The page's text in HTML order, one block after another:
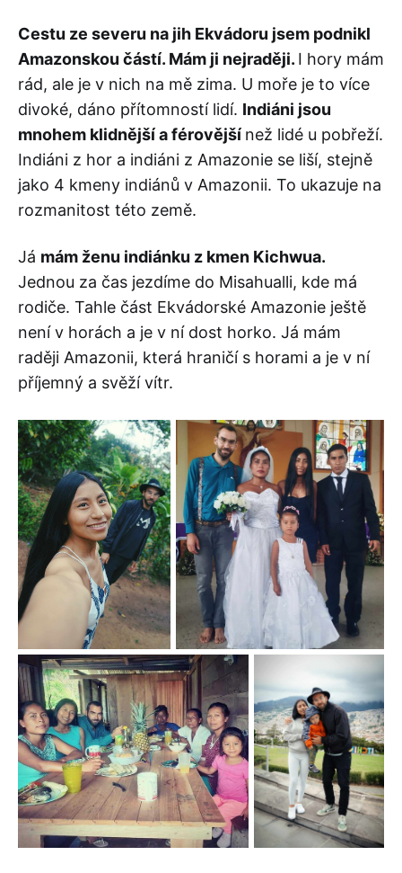
Cestu ze severu na jih Ekvádoru jsem podnikl
Amazonskou částí. Mám ji nejraději. I hory mám
rád, ale je v nich na mě zima. U moře je to více
divoké, dáno přítomností lidí. Indiáni jsou
mnohem klidnější a férovější než lidé u pobřeží.
Indiáni z hor a indiáni z Amazonie se liší, stejně
jako 4 kmeny indiánů v Amazonii. To ukazuje na
rozmanitost této země.
Já mám ženu indiánku z kmen Kichwua.
Jednou za čas jezdíme do Misahualli, kde má
rodiče. Tahle část Ekvádorské Amazonie ještě
není v horách a je v ní dost horko. Já mám
raději Amazonii, která hraničí s horami a je v ní
příjemný a svěží vítr.